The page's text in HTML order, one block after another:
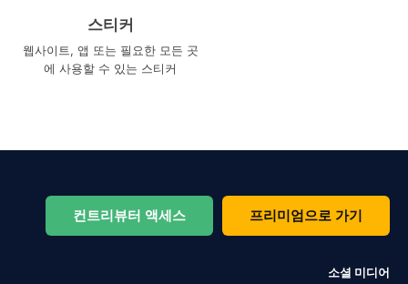
스티커
웹사이트, 앱 또는 필요한 모든 곳
에 사용할 수 있는 스티커
컨트리뷰터 액세스 프리미엄으로 가기
소셜 미디어